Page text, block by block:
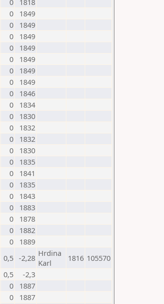
0
1818
0
1849
0
1849
0
1849
0
1849
0
1849
0
1849
0
1849
0
1846
0
1834
0
1830
0
1832
0
1832
0
1830
0
1835
0
1841
0
1835
0
1843
0
1883
0
1878
0
1882
0
1889
0,5 -2,28 Hrdina
Karl
1816 105570
0,5
-2,3
0
1887
0
1887